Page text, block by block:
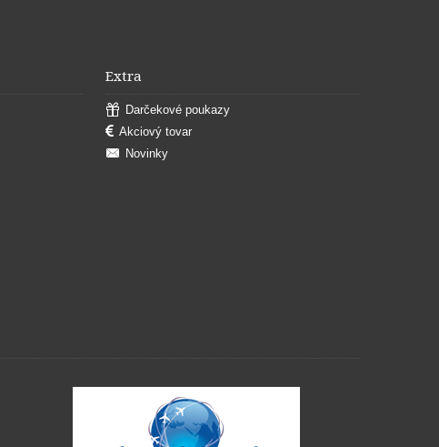
Extra
Darčekové poukazy
Akciový tovar
Novinky